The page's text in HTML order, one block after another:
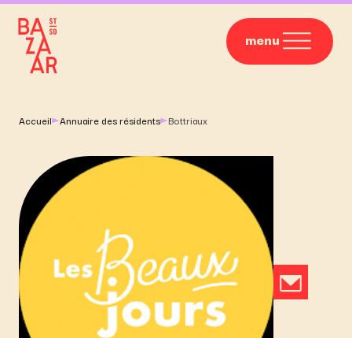
menu
Accueil Annuaire des résidents Bottriaux